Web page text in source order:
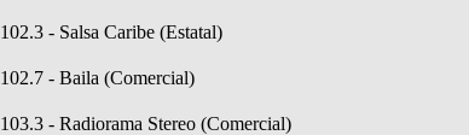
102.3 - Salsa Caribe (Estatal)
102.7 - Baila (Comercial)
103.3 - Radiorama Stereo (Comercial)